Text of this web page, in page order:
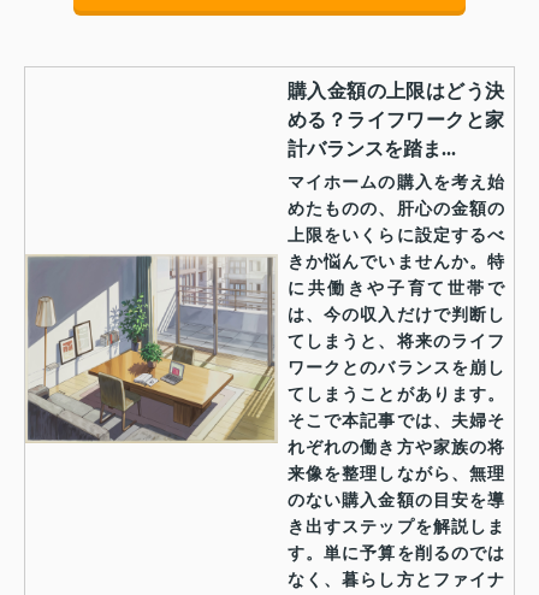
購入金額の上限はどう決
める？ライフワークと家
計バランスを踏ま...
マイホームの購入を考え始
めたものの、肝心の金額の
上限をいくらに設定するべ
きか悩んでいませんか。特
に共働きや子育て世帯で
は、今の収入だけで判断し
てしまうと、将来のライフ
ワークとのバランスを崩し
てしまうことがあります。
そこで本記事では、夫婦そ
れぞれの働き方や家族の将
来像を整理しながら、無理
のない購入金額の目安を導
き出すステップを解説しま
す。単に予算を削るのでは
なく、暮らし方とファイナ